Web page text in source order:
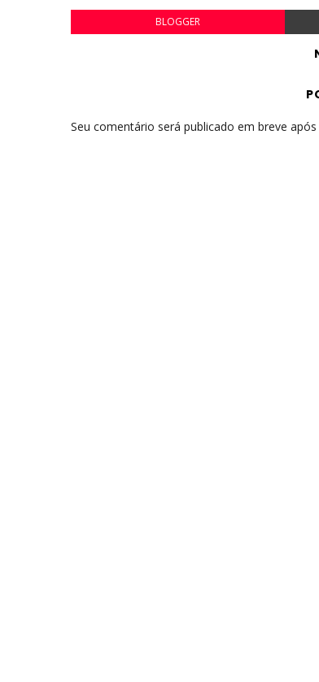
BLOGGER
Seu comentário será publicado em breve